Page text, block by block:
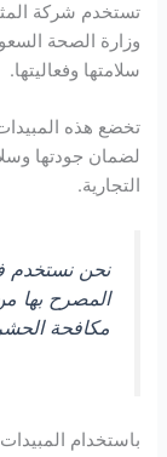
تستخدم شركة
وزارة الصحة
سلامتها وفعاليتها.
تخضع هذه
لضمان جودتها
التجارية.
نحن نستخدم
المصرح بها
مكافحة
باستخدام